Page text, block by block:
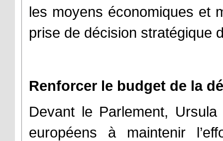
les moyens économiques et
prise de décision stratégique
Renforcer le budget de la
Devant le Parlement,
européens à maintenir